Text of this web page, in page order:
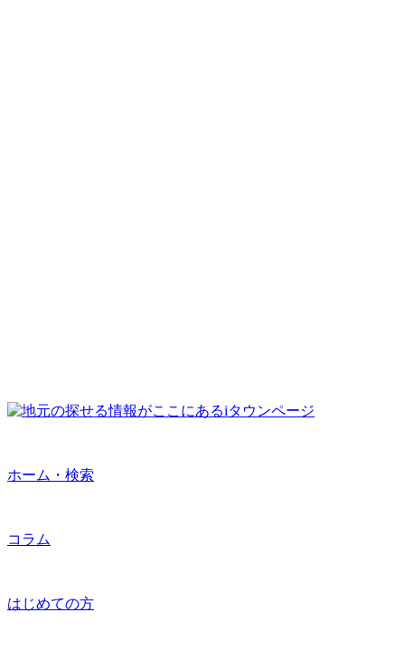
ホーム・検索
コラム
はじめての方